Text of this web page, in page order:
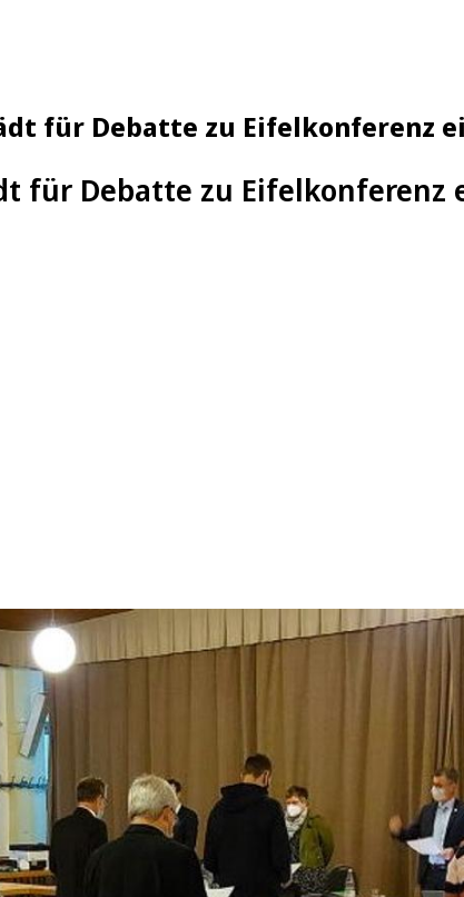
für Debatte zu Eifelkonferenz
für Debatte zu Eifelkonferenz